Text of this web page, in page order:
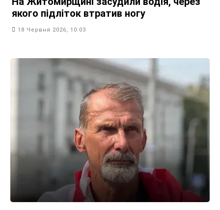
якого підліток втратив ногу
18 Червня 2026, 10:03